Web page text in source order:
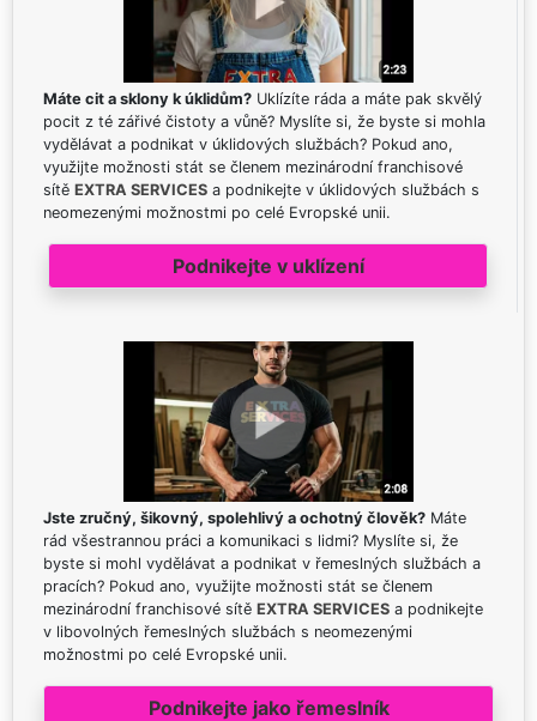
Máte cit a sklony k úklidům? Uklízíte ráda a máte pak skvělý
pocit z té zářivé čistoty a vůně? Myslíte si, že byste si mohla
vydělávat a podnikat v úklidových službách? Pokud ano,
využijte možnosti stát se členem mezinárodní franchisové
sítě EXTRA SERVICES a podnikejte v úklidových službách s
neomezenými možnostmi po celé Evropské unii.
Podnikejte v uklízení
Jste zručný, šikovný, spolehlivý a ochotný člověk? Máte
rád všestrannou práci a komunikaci s lidmi? Myslíte si, že
byste si mohl vydělávat a podnikat v řemeslných službách a
pracích? Pokud ano, využijte možnosti stát se členem
mezinárodní franchisové sítě EXTRA SERVICES a podnikejte
v libovolných řemeslných službách s neomezenými
možnostmi po celé Evropské unii.
Podnikejte jako řemeslník